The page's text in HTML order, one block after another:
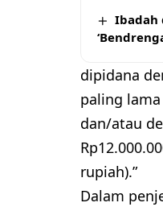
Ibadah
dipidana
paling
dan/atau
rupiah).”
Dalam